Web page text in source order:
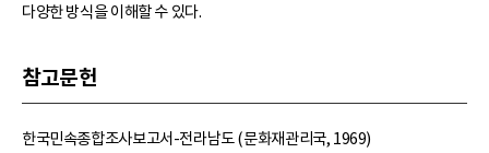
다양한 방식을 이해할 수 있다.
참고문헌
한국민속종합조사보고서-전라남도 (문화재관리국, 1969)